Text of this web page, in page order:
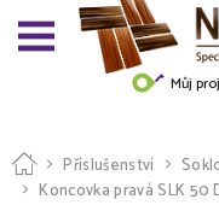
Můj
Příslušenství
Koncovka pravá SLK 50